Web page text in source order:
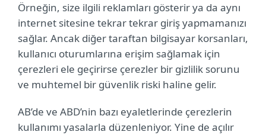
Örneğin, size ilgili reklamları gösterir ya da aynı
internet sitesine tekrar tekrar giriş yapmamanızı
sağlar. Ancak diğer taraftan bilgisayar korsanları,
kullanıcı oturumlarına erişim sağlamak için
çerezleri ele geçirirse çerezler bir gizlilik sorunu
ve muhtemel bir güvenlik riski haline gelir.
AB’de ve ABD’nin bazı eyaletlerinde çerezlerin
kullanımı yasalarla düzenleniyor. Yine de açılır